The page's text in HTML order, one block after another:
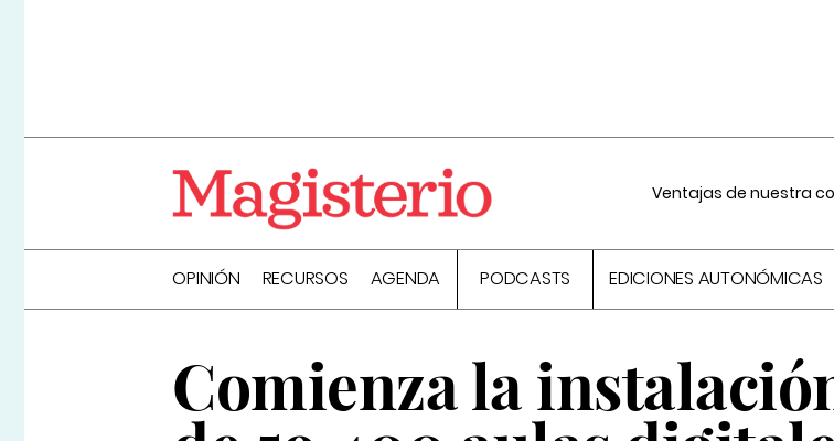
Ventajas de nuestra
OPINIÓN RECURSOS AGENDA PODCASTS EDICIONES AUTONÓMICAS
Comienza la